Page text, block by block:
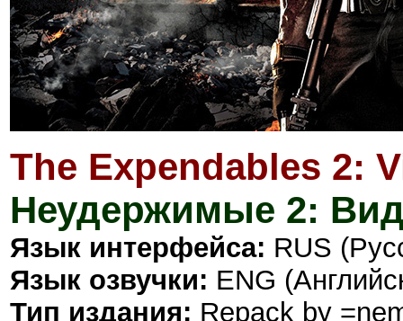
The Expendables 2:
Неудержимые 2:
Язык интерфейса: RUS
Язык озвучки: ENG
Тип издания: Repack by